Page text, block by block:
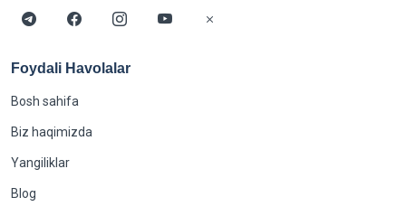
Foydali Havolalar
Bosh sahifa
Biz haqimizda
Yangiliklar
Blog